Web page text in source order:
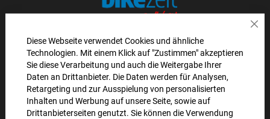
Diese Webseite verwendet Cookies und ähnliche
Technologien. Mit einem Klick auf "Zustimmen" akzeptieren
Sie diese Verarbeitung und auch die Weitergabe Ihrer
Daten an Drittanbieter. Die Daten werden für Analysen,
Retargeting und zur Ausspielung von personalisierten
Inhalten und Werbung auf unsere Seite, sowie auf
Drittanbieterseiten genutzt. Sie können die Verwendung
AKTIONEN UND NEUHEITEN ABONNIEREN UND
10€ GUTSCHEIN SICHERN!**
ANMELDEN